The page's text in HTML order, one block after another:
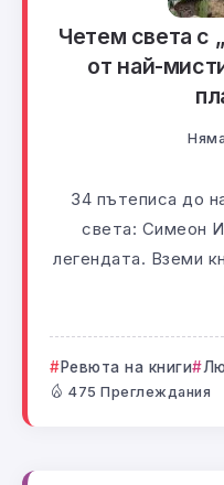
Четем света с
от най-
34 пътеписа до
света: Симеон
легендата. Вземи
Ревюта на книги
475 Преглеждания